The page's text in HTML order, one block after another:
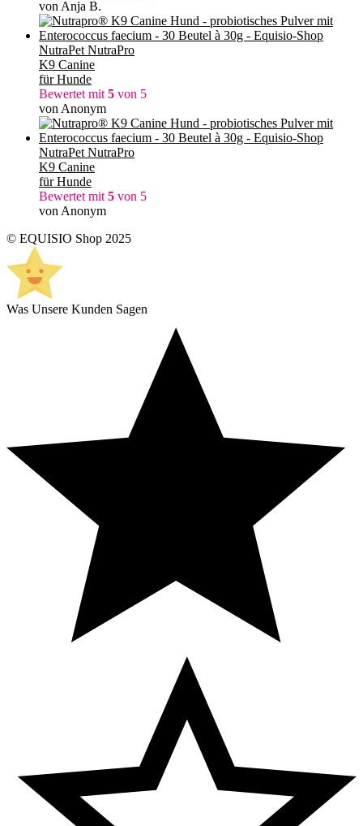
von Anja B.
NutraPet NutraPro
K9 Canine
für Hunde
Bewertet mit 5 von 5
von Anonym
NutraPet NutraPro
K9 Canine
für Hunde
Bewertet mit 5 von 5
von Anonym
© EQUISIO Shop 2025
Was Unsere Kunden Sagen